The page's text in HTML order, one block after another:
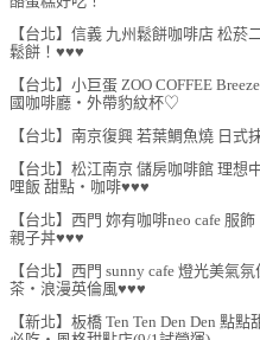
【台北】信義 九州鬆餅咖啡店 松
鬆餅！♥♥♥
【台北】小巨蛋 ZOO COFFEE
國咖啡廳‧外帶豹紋杯♡
【台北】南京復興 若葉鯛魚燒 日
【台北】松江南京 儲房咖啡館 理
哩飯 甜點‧咖啡♥♥♥
【台北】西門 妳有咖啡neo cafe
親子丼♥♥♥
【台北】西門 sunny cafe 燈光美氣
茶‧浪漫英倫風♥♥♥
【新北】板橋 Ten Ten Den Den 點